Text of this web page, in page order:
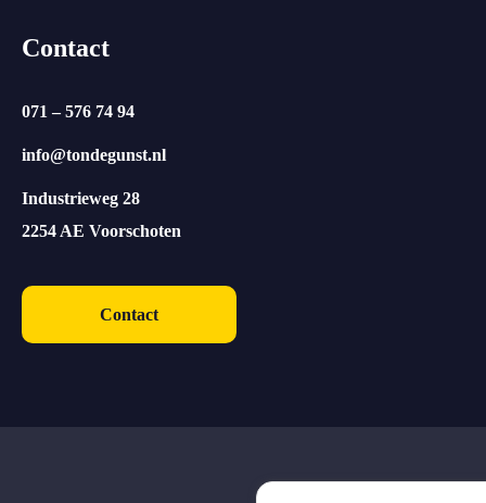
Contact
071 – 576 74 94
info@tondegunst.nl
Industrieweg 28
2254 AE Voorschoten
Contact